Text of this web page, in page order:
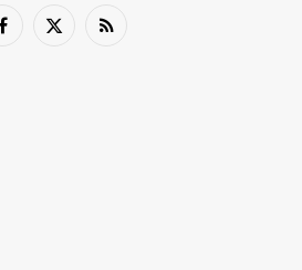
Facebook
X
RSS